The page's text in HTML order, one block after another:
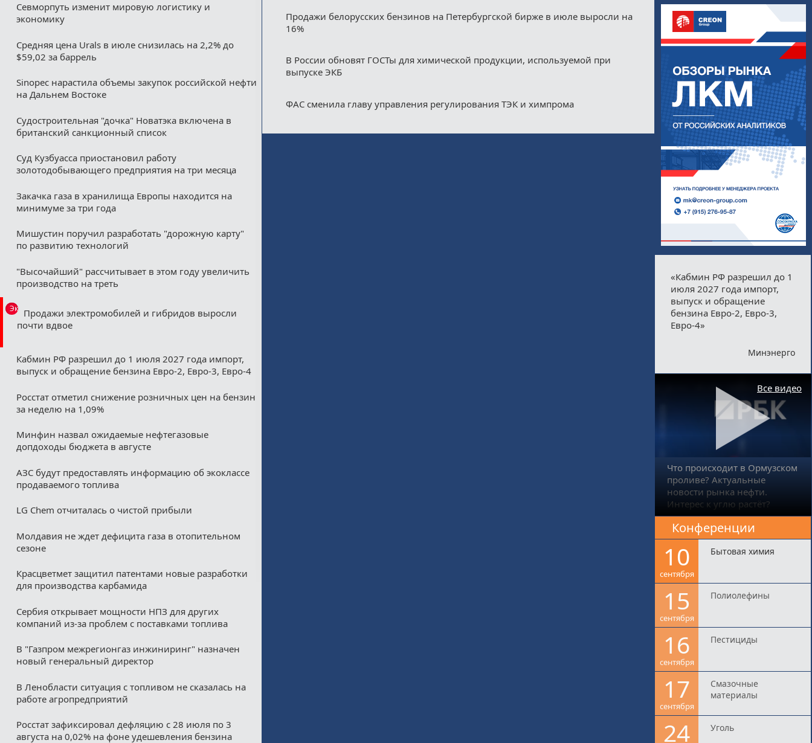
Севморпуть изменит мировую логистику и
экономику
Средняя цена Urals в июле снизилась на 2,2% до
$59,02 за баррель
Sinopec нарастила объемы закупок российской нефти
на Дальнем Востоке
Судостроительная "дочка" Новатэка включена в
британский санкционный список
Суд Кузбуасса приостановил работу
золотодобывающего предприятия на три месяца
Закачка газа в хранилища Европы находится на
минимуме за три года
Мишустин поручил разработать "дорожную карту"
по развитию технологий
"Высочайший" рассчитывает в этом году увеличить
производство на треть
Эксклюзив
Продажи электромобилей и гибридов выросли
почти вдвое
Кабмин РФ разрешил до 1 июля 2027 года импорт,
выпуск и обращение бензина Евро-2, Евро-3, Евро-4
Росстат отметил снижение розничных цен на бензин
за неделю на 1,09%
Минфин назвал ожидаемые нефтегазовые
допдоходы бюджета в августе
АЗС будут предоставлять информацию об экоклассе
продаваемого топлива
LG Chem отчиталась о чистой прибыли
Молдавия не ждет дефицита газа в отопительном
сезоне
Красцветмет защитил патентами новые разработки
для производства карбамида
Сербия открывает мощности НПЗ для других
компаний из‑за проблем с поставками топлива
В "Газпром межрегионгаз инжиниринг" назначен
новый генеральный директор
В Ленобласти ситуация с топливом не сказалась на
работе агропредприятий
Росстат зафиксировал дефляцию с 28 июля по 3
августа на 0,02% на фоне удешевления бензина
Продажи белорусских бензинов на Петербургской бирже в июле выросли на
16%
В России обновят ГОСТы для химической продукции, используемой при
выпуске ЭКБ
ФАС сменила главу управления регулирования ТЭК и химпрома
«Кабмин РФ разрешил до 1
июля 2027 года импорт,
выпуск и обращение
бензина Евро-2, Евро-3,
Евро-4»
Минэнерго
Что происходит в Ормузском
проливе? Актуальные
новости рынка нефти.
Интерес к углю растёт?
Все видео
Конференции
10
сентября
Бытовая химия
15
сентября
Полиолефины
16
сентября
Пестициды
17
сентября
Смазочные
материалы
24 Уголь